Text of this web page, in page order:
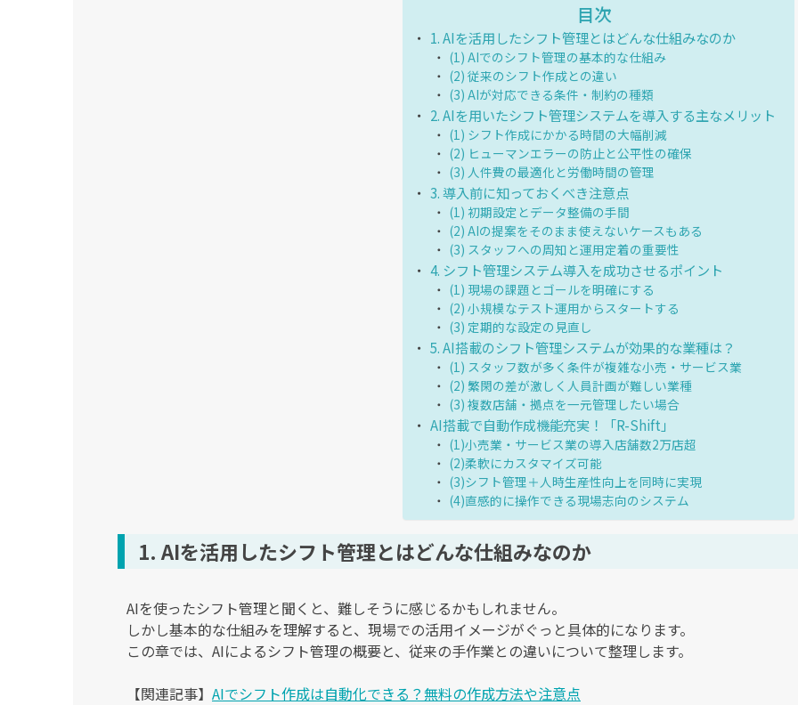
目次
1. AIを活用したシフト管理とはどんな仕組みなのか
(1) AIでのシフト管理の基本的な仕組み
(2) 従来のシフト作成との違い
(3) AIが対応できる条件・制約の種類
2. AIを用いたシフト管理システムを導入する主なメリット
(1) シフト作成にかかる時間の大幅削減
(2) ヒューマンエラーの防止と公平性の確保
(3) 人件費の最適化と労働時間の管理
3. 導入前に知っておくべき注意点
(1) 初期設定とデータ整備の手間
(2) AIの提案をそのまま使えないケースもある
(3) スタッフへの周知と運用定着の重要性
4. シフト管理システム導入を成功させるポイント
(1) 現場の課題とゴールを明確にする
(2) 小規模なテスト運用からスタートする
(3) 定期的な設定の見直し
5. AI搭載のシフト管理システムが効果的な業種は？
(1) スタッフ数が多く条件が複雑な小売・サービス業
(2) 繁閑の差が激しく人員計画が難しい業種
(3) 複数店舗・拠点を一元管理したい場合
AI搭載で自動作成機能充実！「R-Shift」
(1)小売業・サービス業の導入店舗数2万店超
(2)柔軟にカスタマイズ可能
(3)シフト管理＋人時生産性向上を同時に実現
(4)直感的に操作できる現場志向のシステム
1. AIを活用したシフト管理とはどんな仕組みなのか
AIを使ったシフト管理と聞くと、難しそうに感じるかもしれません。
しかし基本的な仕組みを理解すると、現場での活用イメージがぐっと具体的になります。
この章では、AIによるシフト管理の概要と、従来の手作業との違いについて整理します。
【関連記事】 AIでシフト作成は自動化できる？無料の作成方法や注意点